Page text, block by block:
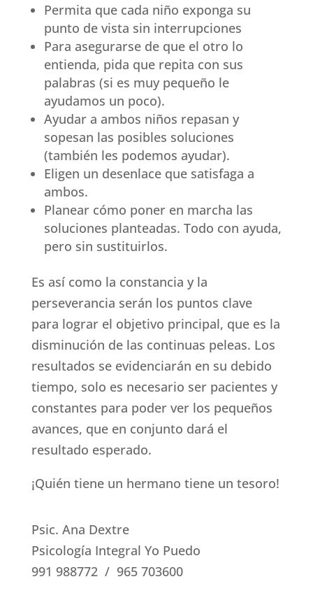
Permita que cada niño exponga su
punto de vista sin interrupciones
Para asegurarse de que el otro lo
entienda, pida que repita con sus
palabras (si es muy pequeño le
ayudamos un poco).
Ayudar a ambos niños repasan y
sopesan las posibles soluciones
(también les podemos ayudar).
Eligen un desenlace que satisfaga a
ambos.
Planear cómo poner en marcha las
soluciones planteadas. Todo con ayuda,
pero sin sustituirlos.
Es así como la constancia y la
perseverancia serán los puntos clave
para lograr el objetivo principal, que es la
disminución de las continuas peleas. Los
resultados se evidenciarán en su debido
tiempo, solo es necesario ser pacientes y
constantes para poder ver los pequeños
avances, que en conjunto dará el
resultado esperado.
¡Quién tiene un hermano tiene un tesoro!
Psic. Ana Dextre
Psicología Integral Yo Puedo
991 988772 / 965 703600